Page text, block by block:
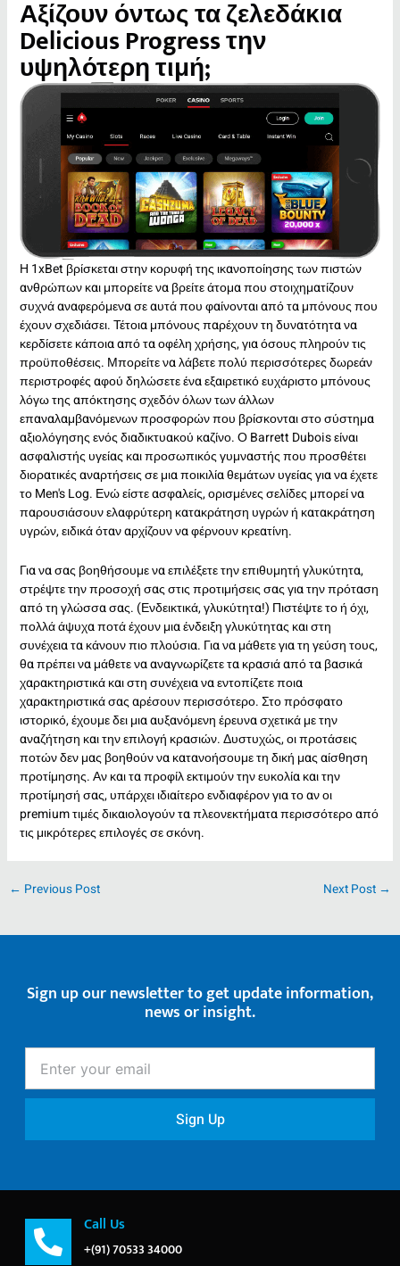
Αξίζουν όντως τα ζελεδάκια
Delicious Progress την
υψηλότερη τιμή;
Η 1xBet βρίσκεται στην κορυφή της ικανοποίησης των πιστών
ανθρώπων και μπορείτε να βρείτε άτομα που στοιχηματίζουν
συχνά αναφερόμενα σε αυτά που φαίνονται από τα μπόνους που
έχουν σχεδιάσει. Τέτοια μπόνους παρέχουν τη δυνατότητα να
κερδίσετε κάποια από τα οφέλη χρήσης, για όσους πληρούν τις
προϋποθέσεις. Μπορείτε να λάβετε πολύ περισσότερες δωρεάν
περιστροφές αφού δηλώσετε ένα εξαιρετικό ευχάριστο μπόνους
λόγω της απόκτησης σχεδόν όλων των άλλων
επαναλαμβανόμενων προσφορών που βρίσκονται στο σύστημα
αξιολόγησης ενός διαδικτυακού καζίνο. Ο Barrett Dubois είναι
ασφαλιστής υγείας και προσωπικός γυμναστής που προσθέτει
διορατικές αναρτήσεις σε μια ποικιλία θεμάτων υγείας για να έχετε
το Men's Log. Ενώ είστε ασφαλείς, ορισμένες σελίδες μπορεί να
παρουσιάσουν ελαφρύτερη κατακράτηση υγρών ή κατακράτηση
υγρών, ειδικά όταν αρχίζουν να φέρνουν κρεατίνη.
Για να σας βοηθήσουμε να επιλέξετε την επιθυμητή γλυκύτητα,
στρέψτε την προσοχή σας στις προτιμήσεις σας για την πρόταση
από τη γλώσσα σας. (Ενδεικτικά, γλυκύτητα!) Πιστέψτε το ή όχι,
πολλά άψυχα ποτά έχουν μια ένδειξη γλυκύτητας και στη
συνέχεια τα κάνουν πιο πλούσια. Για να μάθετε για τη γεύση τους,
θα πρέπει να μάθετε να αναγνωρίζετε τα κρασιά από τα βασικά
χαρακτηριστικά και στη συνέχεια να εντοπίζετε ποια
χαρακτηριστικά σας αρέσουν περισσότερο. Στο πρόσφατο
ιστορικό, έχουμε δει μια αυξανόμενη έρευνα σχετικά με την
αναζήτηση και την επιλογή κρασιών. Δυστυχώς, οι προτάσεις
ποτών δεν μας βοηθούν να κατανοήσουμε τη δική μας αίσθηση
προτίμησης. Αν και τα προφίλ εκτιμούν την ευκολία και την
προτίμησή σας, υπάρχει ιδιαίτερο ενδιαφέρον για το αν οι
premium τιμές δικαιολογούν τα πλεονεκτήματα περισσότερο από
τις μικρότερες επιλογές σε σκόνη.
← Previous Post Next Post →
Sign up our newsletter to get update information,
news or insight.
your
email
Sign Up
Call Us
+(91) 70533 34000